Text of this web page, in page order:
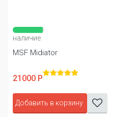
наличие
MSF Midiator
21000 Р
Добавить в корзину